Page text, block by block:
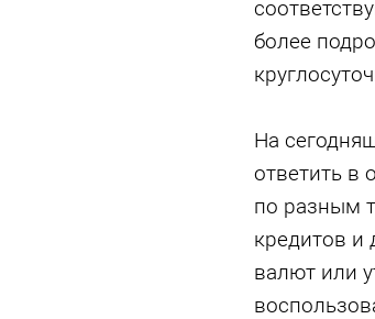
более
На
ответить в
по разным
кредитов и
валют или